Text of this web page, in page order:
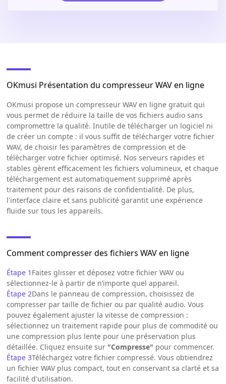
OKmusi Présentation du compresseur WAV en ligne
OKmusi propose un compresseur WAV en ligne gratuit qui
vous permet de réduire la taille de vos fichiers audio sans
compromettre la qualité. Inutile de télécharger un logiciel ni
de créer un compte : il vous suffit de télécharger votre fichier
WAV, de choisir les paramètres de compression et de
télécharger votre fichier optimisé. Nos serveurs rapides et
stables gèrent efficacement les fichiers volumineux, et chaque
téléchargement est automatiquement supprimé après
traitement pour des raisons de confidentialité. De plus,
l'interface claire et sans publicité garantit une expérience
fluide sur tous les appareils.
Comment compresser des fichiers WAV en ligne
Étape 1 Faites glisser et déposez votre fichier WAV ou
sélectionnez-le à partir de n’importe quel appareil.
Étape 2Dans le panneau de compression, choisissez de
compresser par taille de fichier ou par qualité audio. Vous
pouvez également ajuster la vitesse de compression :
sélectionnez un traitement rapide pour plus de commodité ou
une compression plus lente pour une préservation plus
détaillée. Cliquez ensuite sur "Compresse" pour commencer.
Étape 3Téléchargez votre fichier compressé. Vous obtiendrez
un fichier WAV plus compact, tout en conservant sa clarté et sa
facilité d'utilisation.